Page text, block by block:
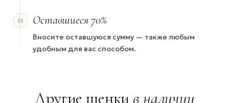
05 Оставшиеся 70%
Вносите оставшуюся сумму — также любым
удобным для вас способом.
Другие щенки в наличии